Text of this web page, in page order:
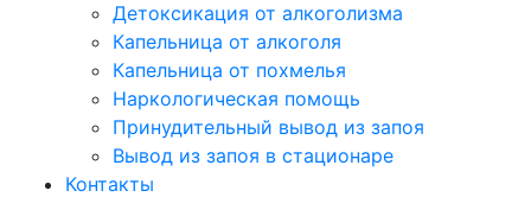
Детоксикация от алкоголизма
Капельница от алкоголя
Капельница от похмелья
Наркологическая помощь
Принудительный вывод из запоя
Вывод из запоя в стационаре
Контакты